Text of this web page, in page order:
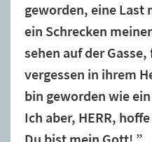
geworden, eine Last
ein Schrecken
sehen auf der
vergessen in ihrem
bin geworden wie
Ich aber, HERR,